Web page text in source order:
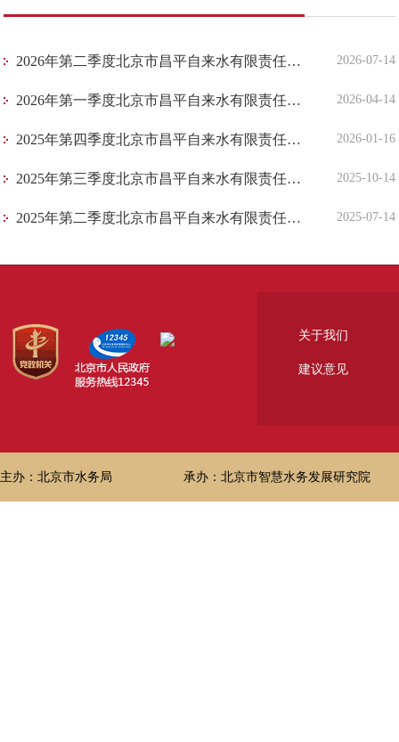
​2026年第二季度北京市昌平自来水有限责任公司水质公告 2026-07-14
​2026年第一季度北京市昌平自来水有限责任公司水质公告 2026-04-14
​2025年第四季度北京市昌平自来水有限责任公司水质公告 2026-01-16
​2025年第三季度北京市昌平自来水有限责任公司水质公告 2025-10-14
​2025年第二季度北京市昌平自来水有限责任公司水质公告 2025-07-14
关于我们
建议意见
主办：北京市水务局 承办：北京市智慧水务发展研究院